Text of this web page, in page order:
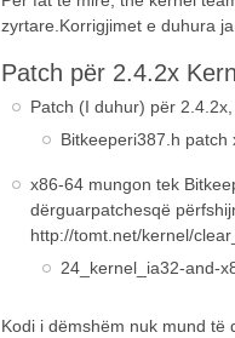
zyrtare.Korrigjimet e duhura
Patch për 2.4.2x
Patch (I duhur) për
Bitkeeperi387.h patch
x86-64 mungon tek
dërguarpatchesqë
http://tomt.net/kernel/
24_kernel_ia32-and-
Kodi i dëmshëm nuk mund të